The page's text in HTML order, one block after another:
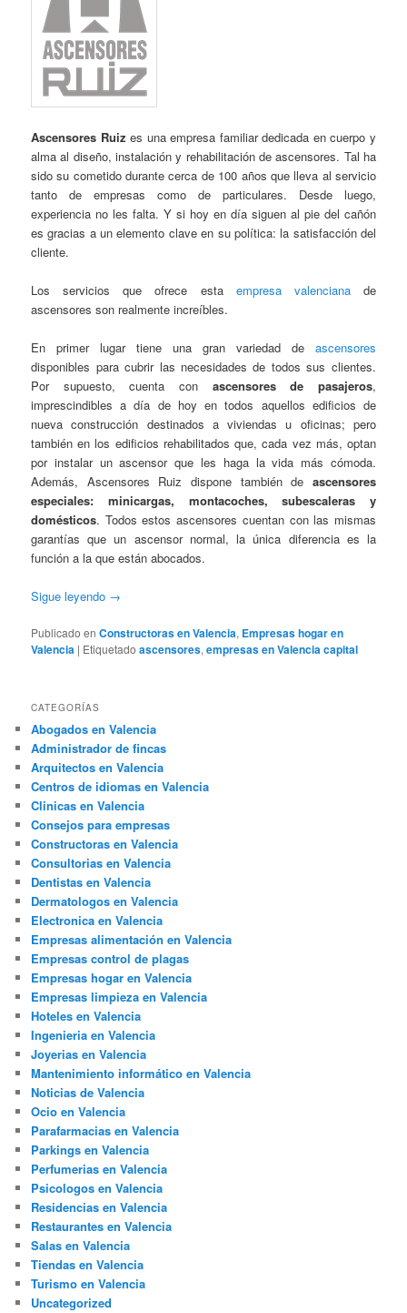
Ascensores Ruiz es una empresa familiar dedicada en cuerpo y
alma al diseño, instalación y rehabilitación de ascensores. Tal ha
sido su cometido durante cerca de 100 años que lleva al servicio
tanto de empresas como de particulares. Desde luego,
experiencia no les falta. Y si hoy en día siguen al pie del cañón
es gracias a un elemento clave en su política: la satisfacción del
cliente.
Los servicios que ofrece esta empresa valencianade
ascensores son realmente increíbles.
En primer lugar tiene una gran variedad de ascensores
disponibles para cubrir las necesidades de todos sus clientes.
Por supuesto, cuenta con ascensores de pasajeros,
imprescindibles a día de hoy en todos aquellos edificios de
nueva construcción destinados a viviendas u oficinas; pero
también en los edificios rehabilitados que, cada vez más, optan
por instalar un ascensor que les haga la vida más cómoda.
Además, Ascensores Ruiz dispone también de ascensores
especiales: minicargas, montacoches, subescaleras y
domésticos. Todos estos ascensores cuentan con las mismas
garantías que un ascensor normal, la única diferencia es la
función a la que están abocados.
Sigue leyendo →
Publicado en Constructoras en Valencia, Empresas hogar en
Valencia | Etiquetado ascensores,empresas en Valencia capital
CATEGORÍAS
Abogados en Valencia
Administrador de fincas
Arquitectos en Valencia
Centros de idiomas en Valencia
Clinicas en Valencia
Consejos para empresas
Constructoras en Valencia
Consultorias en Valencia
Dentistas en Valencia
Dermatologos en Valencia
Electronica en Valencia
Empresas alimentación en Valencia
Empresas control de plagas
Empresas hogar en Valencia
Empresas limpieza en Valencia
Hoteles en Valencia
Ingenieria en Valencia
Joyerias en Valencia
Mantenimiento informático en Valencia
Noticias de Valencia
Ocio en Valencia
Parafarmacias en Valencia
Parkings en Valencia
Perfumerias en Valencia
Psicologos en Valencia
Residencias en Valencia
Restaurantes en Valencia
Salas en Valencia
Tiendas en Valencia
Turismo en Valencia
Uncategorized